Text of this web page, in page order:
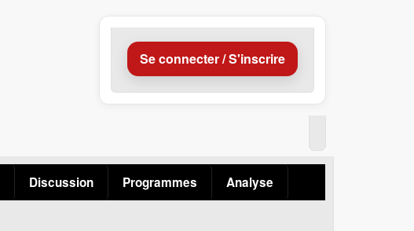
Se connecter / S'inscrire
Discussion Programmes Analyse